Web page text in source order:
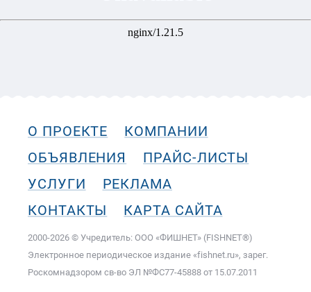
О ПРОЕКТЕ
КОМПАНИИ
ОБЪЯВЛЕНИЯ
ПРАЙС-ЛИСТЫ
УСЛУГИ
РЕКЛАМА
КОНТАКТЫ
КАРТА САЙТА
2000-2026 © Учредитель: ООО «ФИШНЕТ» (FISHNET®)
Электронное периодическое издание «fishnet.ru», зарег.
Роскомнадзором cв-во ЭЛ №ФС77-45888 от 15.07.2011